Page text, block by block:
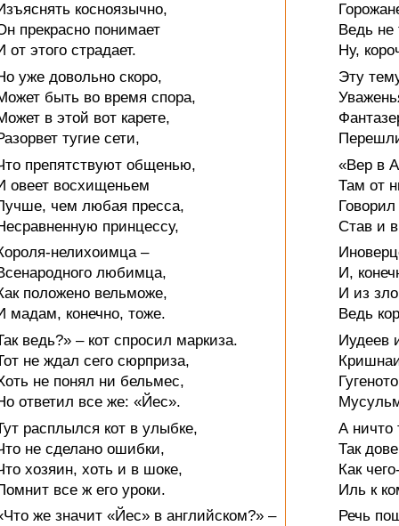
косноязычно,
прекрасно понимает
от этого страдает.
уже довольно скоро,
быть во время спора,
в этой вот карете,
тугие сети,
препятствуют общенью,
овеет восхищеньем
чем любая пресса,
принцессу,
нелихоимца –
любимца,
положено вельможе,
мадам, конечно, тоже.
ведь?» – кот спросил маркиза.
не ждал сего сюрприза,
не понял ни бельмес,
ответил все же: «Йес».
расплылся кот в улыбке,
не сделано ошибки,
хозяин, хоть и в шоке,
все ж его уроки.
же значит «Йес» в английском?» –
Ведь не
Ну,
Эту
«Вер в
Там от
Став и
И,
И из
Ведь
Иудеев
А ничто
Так
Как
Иль к
Речь